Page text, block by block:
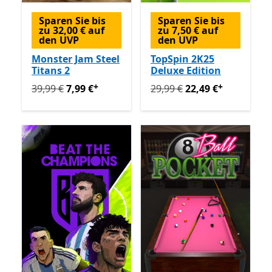
Sparen Sie bis
zu 32,00 € auf
den UVP
Monster Jam Steel
Titans 2
Ursprünglich 39,99 € jetzt 7,99 €Enthält In-App-
39,99 €7,99 €+
Sparen Sie bis
zu 7,50 € auf
den UVP
TopSpin 2K25
Deluxe Edition
Ursprünglich 29,99 € jetzt
29,99 €22,49 €+